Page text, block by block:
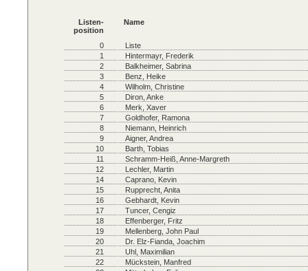
Listen-
position
Name
0
Liste
1
Hintermayr, Frederik
2
Balkheimer, Sabrina
3
Benz, Heike
4
Wilholm, Christine
5
Diron, Anke
6
Merk, Xaver
7
Goldhofer, Ramona
8
Niemann, Heinrich
9
Aigner, Andrea
10
Barth, Tobias
11
Schramm-Heiß, Anne-Margreth
12
Lechler, Martin
14
Caprano, Kevin
15
Rupprecht, Anita
16
Gebhardt, Kevin
17
Tuncer, Cengiz
18
Effenberger, Fritz
19
Mellenberg, John Paul
20
Dr. Elz-Fianda, Joachim
21
Uhl, Maximilian
22
Mückstein, Manfred